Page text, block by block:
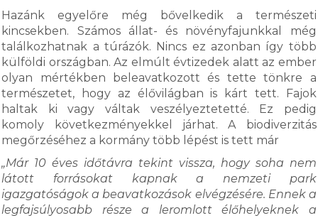
Hazánk egyelőre még bővelkedik a természeti
kincsekben. Számos állat- és növényfajunkkal még
találkozhatnak a túrázók. Nincs ez azonban így több
külföldi országban. Az elmúlt évtizedek alatt az ember
olyan mértékben beleavatkozott és tette tönkre a
természetet, hogy az élővilágban is kárt tett. Fajok
haltak ki vagy váltak veszélyeztetetté. Ez pedig
komoly következményekkel járhat. A biodiverzitás
megőrzéséhez a kormány több lépést is tett már
„Már 10 éves időtávra tekint vissza, hogy soha nem
látott forrásokat kapnak a nemzeti park
igazgatóságok a beavatkozások elvégzésére. Ennek a
legfajsúlyosabb része a leromlott élőhelyeknek a